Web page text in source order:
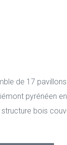
de 17
pyrénéen
bois